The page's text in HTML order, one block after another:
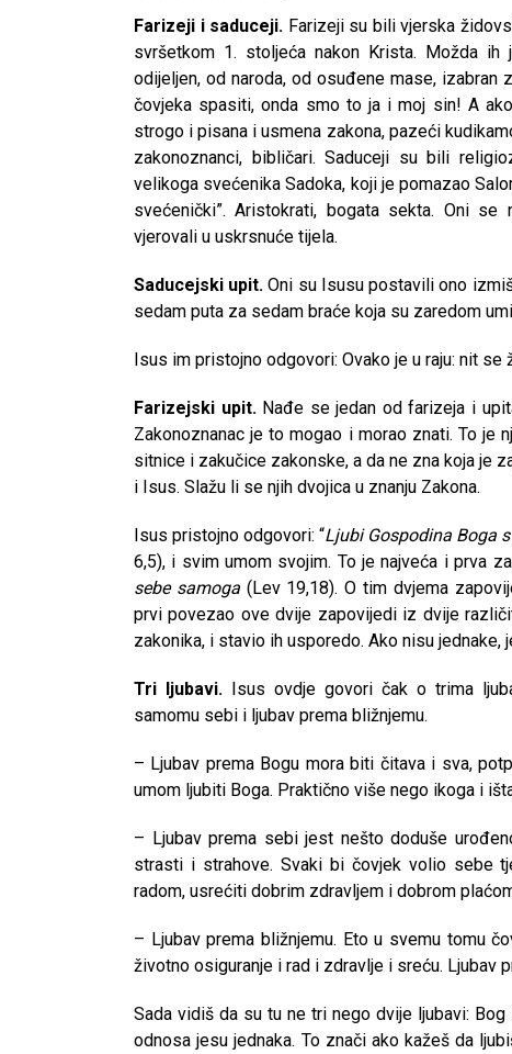
Farizeji i saduceji. Farizeji su bili vjerska
svršetkom 1. stoljeća nakon Krista. Možda
odijeljen, od naroda, od osuđene mase,
čovjeka spasiti, onda smo to ja i moj sin! A
strogo i pisana i usmena zakona, pazeći
zakonoznanci, bibličari. Saduceji su bili
velikoga svećenika Sadoka, koji je pomazao
svećenički”. Aristokrati, bogata sekta. Oni
vjerovali u uskrsnuće tijela.
Saducejski upit. Oni su Isusu postavili ono
sedam puta za sedam braće koja su zaredom
Isus im pristojno odgovori: Ovako je u raju: nit se
Farizejski upit.Nađe se jedan od farizeja i
Zakonoznanac je to mogao i morao znati. To je
sitnice i zakučice zakonske, a da ne zna koja je
i Isus. Slažu li se njih dvojica u znanju Zakona.
Isus pristojno odgovori: “Ljubi Gospodina Boga
6,5), i svim umom svojim. To je najveća i prva
sebe samoga (Lev 19,18). O tim dvjema
prvi povezao ove dvije zapovijedi iz dvije
zakonika, i stavio ih usporedo. Ako nisu jednake,
Tri ljubavi. Isus ovdje govori čak o trima
samomu sebi i ljubav prema bližnjemu.
– Ljubav prema Bogu mora biti čitava i sva,
umom ljubiti Boga. Praktično više nego ikoga i
– Ljubav prema sebi jest nešto doduše
strasti i strahove. Svaki bi čovjek volio sebe
radom, usrećiti dobrim zdravljem i dobrom
– Ljubav prema bližnjemu. Eto u svemu tomu
životno osiguranje i rad i zdravlje i sreću. Ljubav
Sada vidiš da su tu ne tri nego dvije ljubavi:
odnosa jesu jednaka. To znači ako kažeš da
Kad se nasilje pretvara u optužnicu